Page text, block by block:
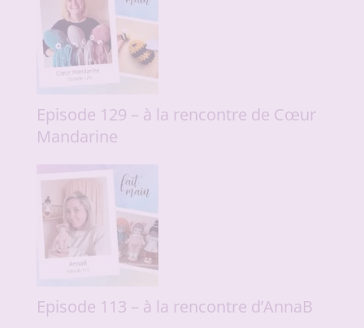
Episode 129 – à la rencontre de Cœur
Mandarine
Episode 113 – à la rencontre d’AnnaB